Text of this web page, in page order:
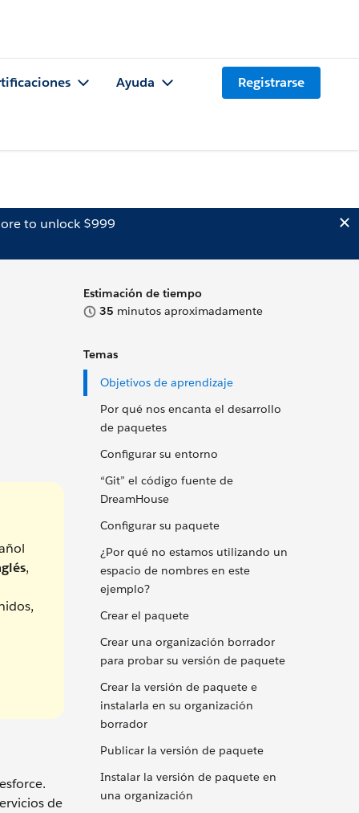
Ayuda Registrarse
to unlock $999
Estimación de tiempo
35 minutos aproximadamente
Temas
Objetivos de aprendizaje
Por qué nos encanta el desarrollo
de paquetes
Configurar su entorno
“Git” el código fuente de
DreamHouse
Configurar su paquete
¿Por qué no estamos utilizando un
espacio de nombres en este
ejemplo?
Crear el paquete
Crear una organización borrador
para probar su versión de paquete
Crear la versión de paquete e
instalarla en su organización
borrador
Publicar la versión de paquete
Instalar la versión de paquete en
una organización
,
de